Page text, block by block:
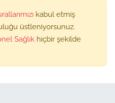
kabul etmiş
üstleniyorsunuz.
Sağlık hiçbir şekilde